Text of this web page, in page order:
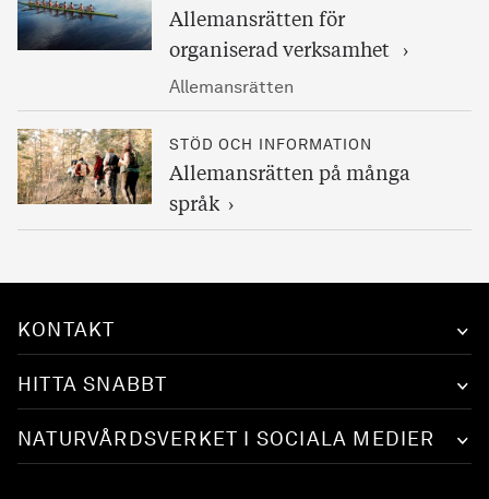
Allemansrätten för
organiserad verksamhet
Allemansrätten
STÖD OCH INFORMATION
Allemansrätten på många
språk
KONTAKT
HITTA SNABBT
NATURVÅRDSVERKET I SOCIALA MEDIER